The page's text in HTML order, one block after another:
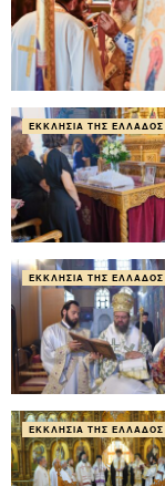
ΕΚΚΛΗΣΊΑ ΤΗΣ ΕΛΛΆΔΟΣ
ΕΚΚΛΗΣΊΑ ΤΗΣ ΕΛΛΆΔΟΣ
ΕΚΚΛΗΣΊΑ ΤΗΣ ΕΛΛΆΔΟΣ